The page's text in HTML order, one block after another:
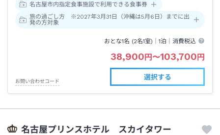
名古屋市内指定食事施設で利用できる食事券
旅の過ごし方 ※2027年3月31日（沖縄は5月6日）までに出
発の方対象
おとな1名 (2名1室)｜1泊 ｜消費税込
38,900 円 〜103,700 円
お問い合わせコード
選択する
名古屋プリンスホテル スカイタワー